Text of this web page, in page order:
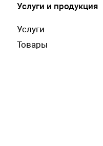
Услуги и продукция
Услуги
Товары